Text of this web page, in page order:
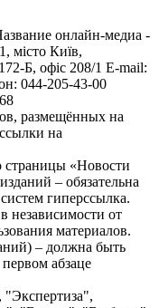
онлайн-медиа -
місто Київ,
Б, офіс 208/1 E-mail:
044-205-43-00
размещённых на
на
страницы «Новости
– обязательна
гиперссылка.
независимости от
материалов.
– должна быть
абзаце